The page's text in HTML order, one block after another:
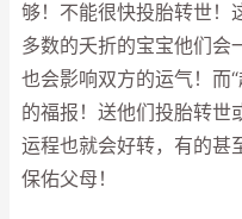
够！不能很快投胎转世！
多数的夭折的宝宝他们会
也会影响双方的运气！而
的福报！送他们投胎转世
运程也就会好转，有的甚
保佑父母！